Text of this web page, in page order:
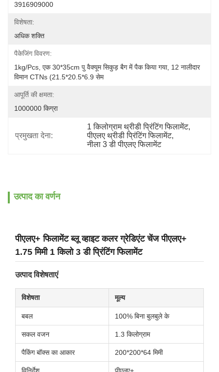
3916909000
विशेषता:
अधिक शक्ति
पैकेजिंग विवरण:
1kg/pcs, एक 30*35cm पु वैक्यूम सिकुड़ बैग में पैक किया गया, 12 नालीदार
विमान CTNs (21.5*20.5*6.9 सेम
आपूर्ति की क्षमता:
1000000 किग्रा
प्रमुखता देना:
1 किलोग्राम थ्रीडी प्रिंटिंग फिलामेंट,
पीएलए थ्रीडी प्रिंटिंग फिलामेंट,
नीला 3 डी पीएलए फिलामेंट
उत्पाद का वर्णन
पीएलए+ फिलामेंट ब्लू व्हाइट कलर ग्रेडिएंट चेंज पीएलए+
1.75 मिमी 1 किलो 3 डी प्रिंटिंग फिलामेंट
उत्पाद विशेषताएं
विशेषता मूल्य
बबल 100% बिना बुलबुले के
सकल वजन 1.3 किलोग्राम
पैकिंग बॉक्स का आकार 200*200*64 मिमी